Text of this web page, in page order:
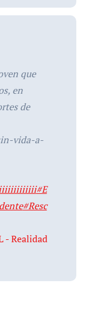
que
en
de
vida-a-
#E
#Resc
- Realidad